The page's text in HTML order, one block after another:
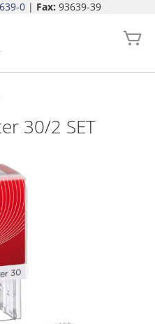
0| Fax: 93639-39
30/2 SET